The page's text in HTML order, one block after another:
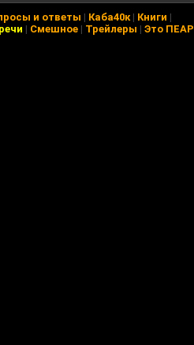
и ответы | Каба40к| Книги |
| Смешное| Трейлеры | Это ПЕАР